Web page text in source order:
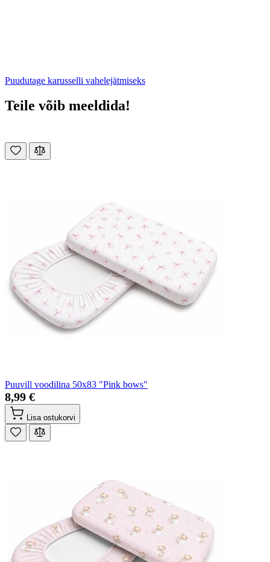
Puudutage karusselli vahelejätmiseks
Teile võib meeldida!
Puuvill voodilina 50x83 "Pink bows"
8,99 €
Lisa ostukorvi